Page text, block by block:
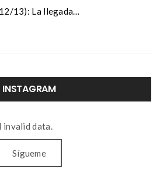
13): La llegada…
INSTAGRAM
data.
Sígueme